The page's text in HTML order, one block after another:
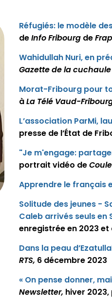
Réfugiés: le modèle
deInfo Fribourg de
Wahidullah Nuri, en
Gazette de la cuchaule
Morat-Fribourg pour
àLa Télé Vaud-
L’association ParMi,
presse de l’État de
"Je m'engage:
portrait vidéo de
Apprendre le français
Solitude des jeunes -
Caleb arrivés seuls en
enregistrée en 2023
Dans la peau
RTS, 6 décembre 2023
« On pense donner,
Newsletter, hiver 2023,